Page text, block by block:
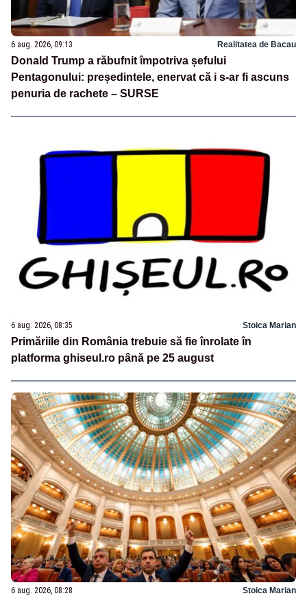
6 aug. 2026, 09:13 Realitatea de Bacau
Donald Trump a răbufnit împotriva șefului
Pentagonului: președintele, enervat că i s-ar fi ascuns
penuria de rachete – SURSE
6 aug. 2026, 08:35 Stoica Marian
Primăriile din România trebuie să fie înrolate în
platforma ghiseul.ro până pe 25 august
6 aug. 2026, 08:28 Stoica Marian